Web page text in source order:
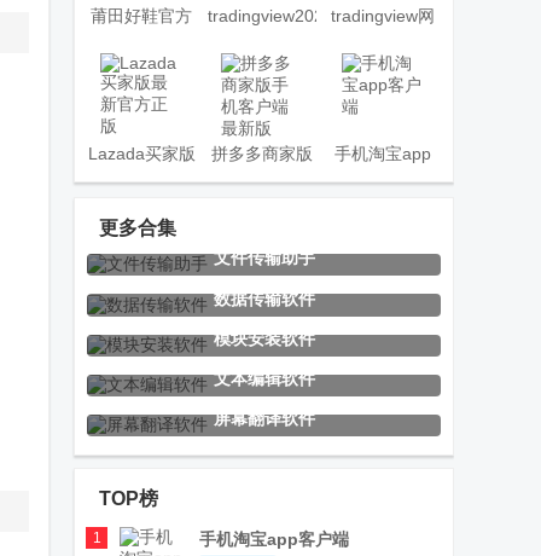
莆田好鞋官方
tradingview2025
中文版
tradingview网
页版
Lazada买家版
最新官方正版
拼多多商家版
手机客户端最
手机淘宝app
客户端
潮玩宇宙app
tradingview国
MT4官方正版
万能蓝牙配对
(Bluetooth
Pair)
补全计划One
更多合集
文件传输助手
数据传输软件
模块安装软件
文本编辑软件
屏幕翻译软件
TOP榜
1 手机淘宝app客户端